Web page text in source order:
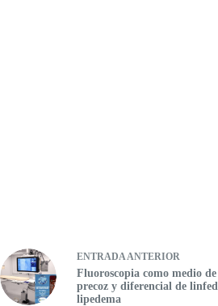
ENTRADA ANTERIOR
Fluoroscopia como medio
precoz y diferencial de
lipedema